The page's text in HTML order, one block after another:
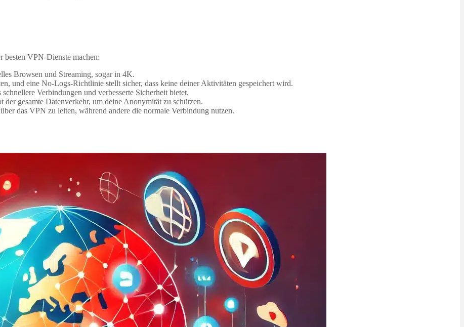
besten VPN-Dienste machen:
Browsen und Streaming, sogar in 4K.
und eine No-Logs-Richtlinie stellt sicher, dass keine deiner Aktivitäten gespeichert wird.
Verbindungen und verbesserte Sicherheit bietet.
gesamte Datenverkehr, um deine Anonymität zu schützen.
das VPN zu leiten, während andere die normale Verbindung nutzen.